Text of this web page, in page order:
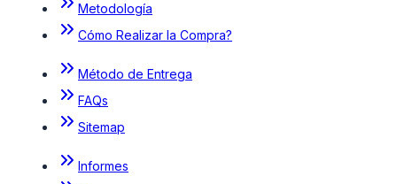
Metodología
Cómo Realizar la Compra?
Método de Entrega
FAQs
Sitemap
Informes